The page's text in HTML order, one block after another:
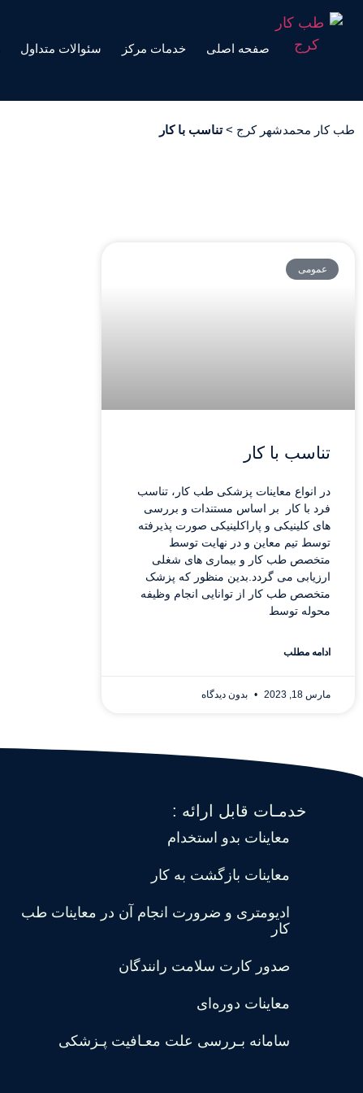
صفحه اصلی خدمات مرکز سئوالات متداول
طب کار محمدشهر کرج >تناسب با کار
عمومی
تناسب با کار
در انواع معاینات پزشکی طب کار، تناسب
فرد با کار بر اساس مستندات و بررسی
های کلینیکی و پاراکلینیکی صورت پذیرفته
توسط تیم معاین و در نهایت توسط
متخصص طب کار و بیماری های شغلی
ارزیابی می گردد.بدین منظور که پزشک
متخصص طب کار از توانایی انجام وظیفه
محوله توسط
ادامه مطلب
مارس 18, 2023 بدون دیدگاه
خدمـات قابل ارائه :
معاینات بدو استخدام
معاینات بازگشت به کار
ادیومتری و ضرورت انجام آن در معاینات طب
کار
صدور کارت سلامت رانندگان
معاینات دوره‌ای
سامانه بـررسی علت معـافیت پـزشکی